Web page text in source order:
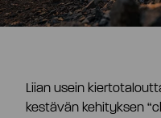
Liian usein
kestävän kehityksen